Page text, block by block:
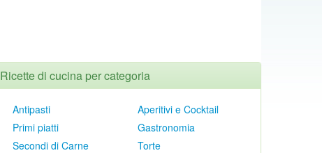
Ricette di cucina per categoria
Antipasti
Primi piatti
Secondi di Carne
Aperitivi e Cocktail
Gastronomia
Torte